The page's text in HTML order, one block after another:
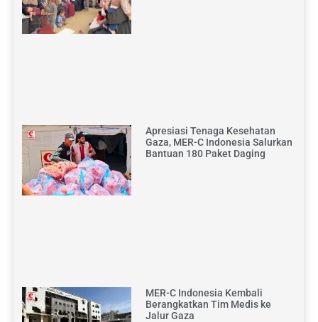
Apresiasi Tenaga Kesehatan
Gaza, MER-C Indonesia Salurkan
Bantuan 180 Paket Daging
MER-C Indonesia Kembali
Berangkatkan Tim Medis ke
Jalur Gaza